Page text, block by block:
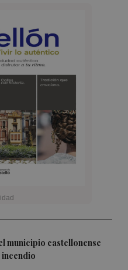
municipio castellonense